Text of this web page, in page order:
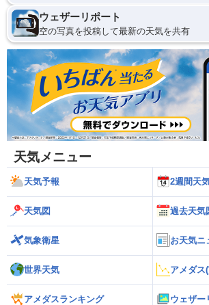
ウェザーリポート
空の写真を投稿して最新の天気を共有
天気メニュー
天気予報 2週間天
天気図 過去天気
気象衛星 お天気ニ
世界天気 アメダス
アメダスランキング ウェザー